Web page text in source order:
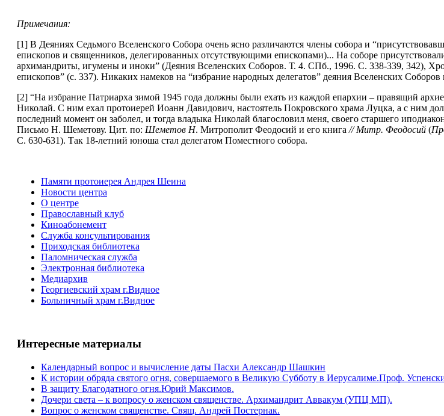
Примечания:
[1] В Деяниях Седьмого Вселенского Собора очень ясно различаются члены собора и
епископов и священников, делегированных отсутствующими епископами)... На соборе
архимандриты, игумены и иноки” (Деяния Вселенских Соборов. Т. 4. СПб., 1996. С. 338-339, 342),
епископов” (с. 337). Никаких намеков на “избрание народных делегатов” деяния Вселенских Соборов
[2] “На избрание Патриарха зимой 1945 года должны были ехать из каждой епархии – правящий
Николай. С ним ехал протоиерей Иоанн Давидович, настоятель Покровского храма Луцка, а с ним
последний момент он заболел, и тогда владыка Николай благословил меня, своего старшего
Письмо Н. Шеметову. Цит. по: Шеметов Н. Митрополит Феодосий и его книга // Митр. Феодосий(
С. 630-631). Так 18-летний юноша стал делегатом Поместного собора.
Памяти протоиерея Андрея Шеина
Новости центра
О центре
Православный клуб
Киноабонемент
Служба консультирования
Приходская библиотека
Паломническая служба
Электронная библиотека
Медиархив
Георгиевский храм г.Видное
Больничный храм г.Видное
Интересные материалы
Календарный вопрос и вычисление даты Пасхи Александр Шашкин
К истории обряда святого огня, совершаемого в Великую Субботу в Иерусалиме.Проф.
В защиту Благодатного огня.Юрий Максимов.
Дочери света – к вопросу о женском священстве. Архимандрит Аввакум (УПЦ МП).
Вопрос о женском священстве. Cвящ. Андрей Постернак.